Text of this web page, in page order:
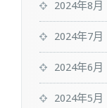
2024年8月
2024年7月
2024年6月
2024年5月